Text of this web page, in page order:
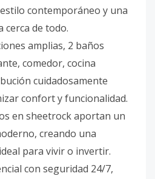
contemporáneo y una
cerca de todo.
amplias, 2 baños
comedor, cocina
cuidadosamente
confort y funcionalidad.
en sheetrock aportan un
creando una
para vivir o invertir.
con seguridad 24/7,